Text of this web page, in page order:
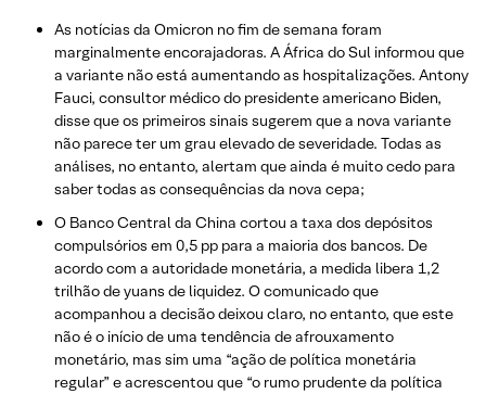
As notícias da Omicron no fim de semana foram
marginalmente encorajadoras. A África do Sul informou que
a variante não está aumentando as hospitalizações. Antony
Fauci, consultor médico do presidente americano Biden,
disse que os primeiros sinais sugerem que a nova variante
não parece ter um grau elevado de severidade. Todas as
análises, no entanto, alertam que ainda é muito cedo para
saber todas as consequências da nova cepa;
O Banco Central da China cortou a taxa dos depósitos
compulsórios em 0,5 pp para a maioria dos bancos. De
acordo com a autoridade monetária, a medida libera 1,2
trilhão de yuans de liquidez. O comunicado que
acompanhou a decisão deixou claro, no entanto, que este
não é o início de uma tendência de afrouxamento
monetário, mas sim uma “ação de política monetária
regular” e acrescentou que “o rumo prudente da política